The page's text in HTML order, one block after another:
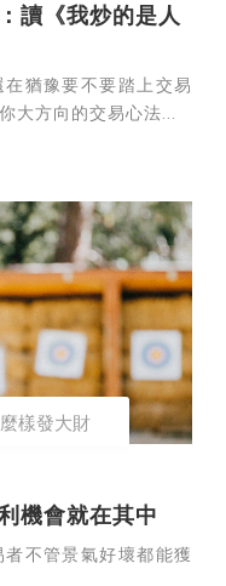
讀《我炒的是人
猶豫要不要踏上交易
大方向的交易心法...
樣發大財
機會就在其中
不管景氣好壞都能獲